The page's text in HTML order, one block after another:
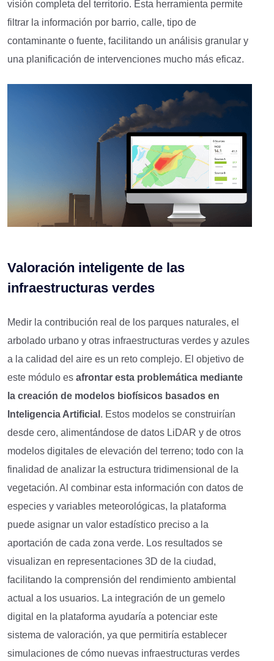
visión completa del territorio. Esta herramienta permite
filtrar la información por barrio, calle, tipo de
contaminante o fuente, facilitando un análisis granular y
una planificación de intervenciones mucho más eficaz.
Valoración inteligente de las
infraestructuras verdes
Medir la contribución real de los parques naturales, el
arbolado urbano y otras infraestructuras verdes y azules
a la calidad del aire es un reto complejo. El objetivo de
este módulo es afrontar esta problemática mediante
la creación de modelos biofísicos basados en
Inteligencia Artificial . Estos modelos se construirían
desde cero, alimentándose de datos LiDAR y de otros
modelos digitales de elevación del terreno; todo con la
finalidad de analizar la estructura tridimensional de la
vegetación. Al combinar esta información con datos de
especies y variables meteorológicas, la plataforma
puede asignar un valor estadístico preciso a la
aportación de cada zona verde. Los resultados se
visualizan en representaciones 3D de la ciudad,
facilitando la comprensión del rendimiento ambiental
actual a los usuarios. La integración de un gemelo
digital en la plataforma ayudaría a potenciar este
sistema de valoración, ya que permitiría establecer
simulaciones de cómo nuevas infraestructuras verdes